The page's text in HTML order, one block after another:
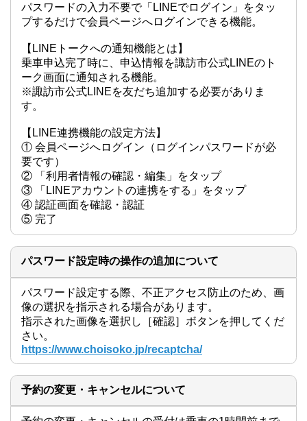
パスワードの入力不要で「LINEでログイン」をタッ
プするだけで会員ページへログインできる機能。
【LINEトークへの通知機能とは】
乗車申込完了時に、申込情報を諏訪市公式LINEのト
ーク画面に通知される機能。
※諏訪市公式LINEを友だち追加する必要がありま
す。
【LINE連携機能の設定方法】
① 会員ページへログイン（ログインパスワードが必
要です）
② 「利用者情報の確認・編集」をタップ
③ 「LINEアカウントの連携をする」をタップ
④ 認証画面を確認・認証
⑤ 完了
パスワード設定時の操作の追加について
パスワード設定する際、不正アクセス防止のため、画
像の選択を指示される場合があります。
指示された画像を選択し［確認］ボタンを押してくだ
さい。
https://www.choisoko.jp/recaptcha/
予約の変更・キャンセルについて